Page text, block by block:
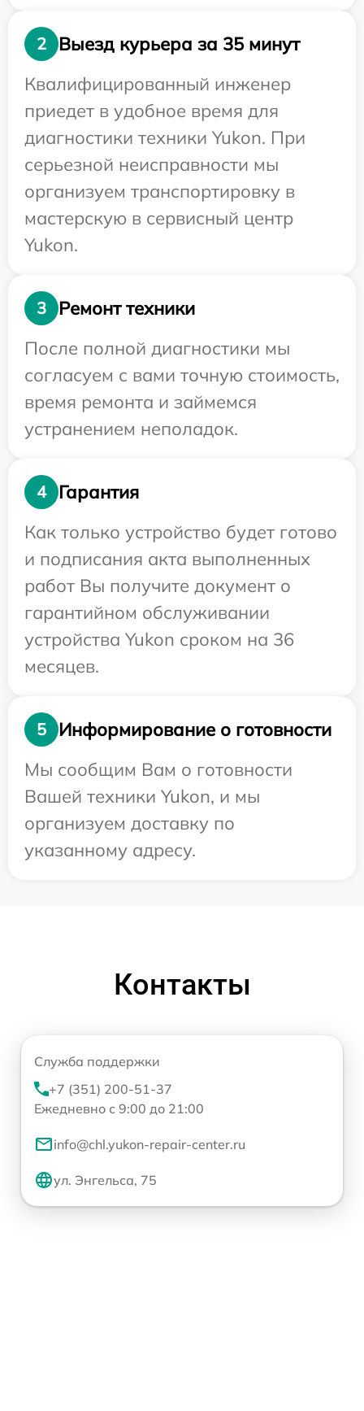
2
Выезд курьера за 35 минут
Квалифицированный инженер
приедет в удобное время для
диагностики техники Yukon. При
серьезной неисправности мы
организуем транспортировку в
мастерскую в сервисный центр
Yukon.
3
Ремонт техники
После полной диагностики мы
согласуем с вами точную стоимость,
время ремонта и займемся
устранением неполадок.
4
Гарантия
Как только устройство будет готово
и подписания акта выполненных
работ Вы получите документ о
гарантийном обслуживании
устройства Yukon сроком на 36
месяцев.
5
Информирование о готовности
Мы сообщим Вам о готовности
Вашей техники Yukon, и мы
организуем доставку по
указанному адресу.
Контакты
Служба поддержки
+7 (351) 200-51-37
Ежедневно с 9:00 до 21:00
info@chl.yukon-repair-center.ru
ул. Энгельса, 75